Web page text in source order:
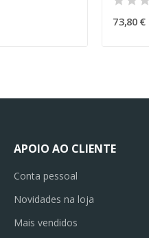
73,80 €
APOIO AO CLIENTE
Conta pessoal
Novidades na loja
Mais vendidos